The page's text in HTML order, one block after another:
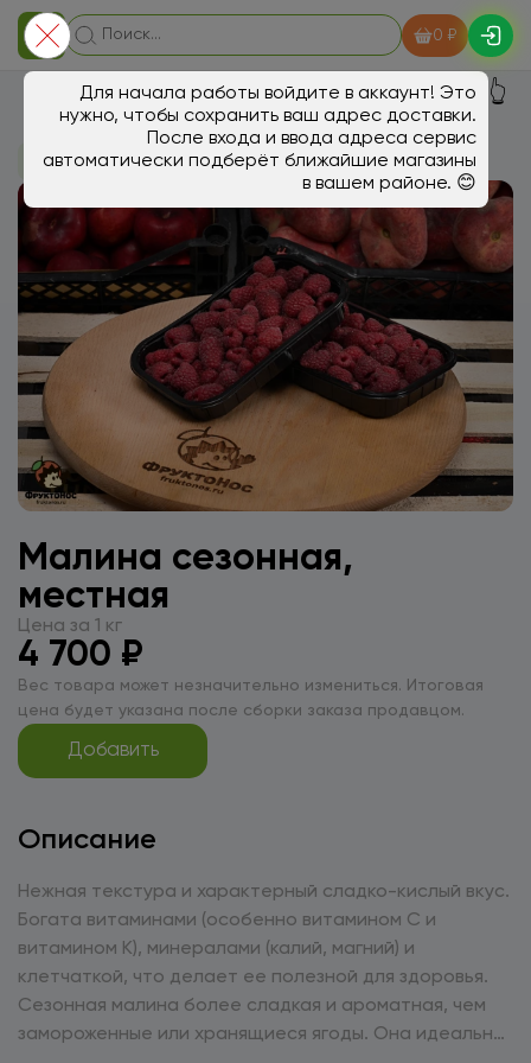
0 ₽
Для начала работы войдите в аккаунт! Это
нужно, чтобы сохранить ваш адрес доставки.
После входа и ввода адреса сервис
автоматически подберёт ближайшие магазины
в вашем районе. 😊
👆
В магазин Ягоды, экзотика
Малина сезонная,
местная
Цена за 1 кг
4 700 ₽
Вес товара может незначительно измениться. Итоговая
цена будет указана после сборки заказа продавцом.
Добавить
Описание
Нежная текстура и характерный сладко-кислый вкус.
Богата витаминами (особенно витамином C и
витамином K), минералами (калий, магний) и
клетчаткой, что делает ее полезной для здоровья.
Сезонная малина более сладкая и ароматная, чем
замороженные или хранящиеся ягоды. Она идеально